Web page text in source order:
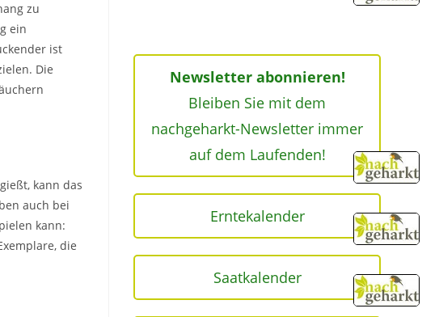
zu
ein
ist
Die
kann das
auch bei
kann:
die
Newsletter abonnieren!
Bleiben Sie mit dem
nachgeharkt-Newsletter immer
auf dem Laufenden!
Erntekalender
Saatkalender